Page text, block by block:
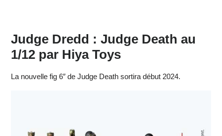
Judge Dredd : Judge Death au
1/12 par Hiya Toys
La nouvelle fig 6″ de Judge Death sortira début 2024.